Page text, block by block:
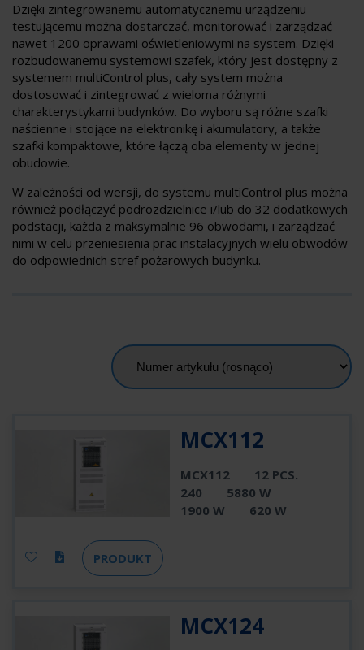
Dzięki zintegrowanemu automatycznemu urządzeniu
testującemu można dostarczać, monitorować i zarządzać
nawet 1200 oprawami oświetleniowymi na system. Dzięki
rozbudowanemu systemowi szafek, który jest dostępny z
systemem multiControl plus, cały system można
dostosować i zintegrować z wieloma różnymi
charakterystykami budynków. Do wyboru są różne szafki
naścienne i stojące na elektronikę i akumulatory, a także
szafki kompaktowe, które łączą oba elementy w jednej
obudowie.
W zależności od wersji, do systemu multiControl plus można
również podłączyć podrozdzielnice i/lub do 32 dodatkowych
podstacji, każda z maksymalnie 96 obwodami, i zarządzać
nimi w celu przeniesienia prac instalacyjnych wielu obwodów
do odpowiednich stref pożarowych budynku.
MCX112
MCX112
12 PCS.
240
5880 W
1900 W
620 W
PRODUKT
MCX124